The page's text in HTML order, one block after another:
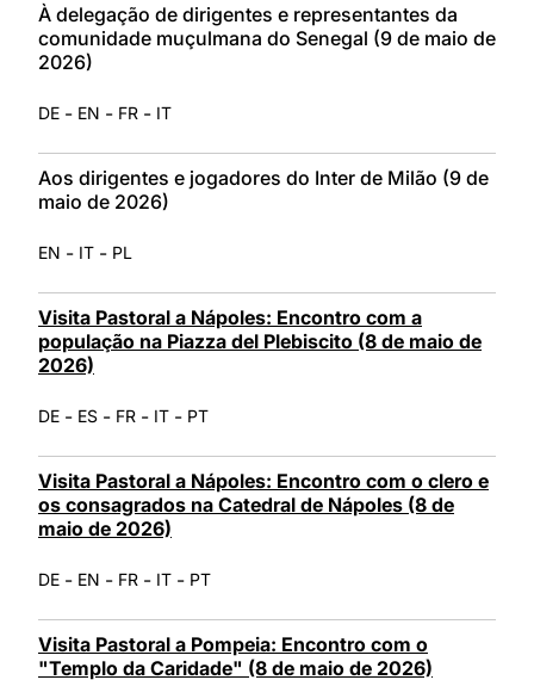
À delegação de dirigentes e representantes da
comunidade muçulmana do Senegal (9 de maio de
2026)
DE - EN - FR - IT
Aos dirigentes e jogadores do Inter de Milão (9 de
maio de 2026)
EN - IT - PL
Visita Pastoral a Nápoles: Encontro com a
população na Piazza del Plebiscito (8 de maio de
2026)
DE - ES - FR - IT - PT
Visita Pastoral a Nápoles: Encontro com o clero e
os consagrados na Catedral de Nápoles (8 de
maio de 2026)
DE - EN - FR - IT - PT
Visita Pastoral a Pompeia: Encontro com o
"Templo da Caridade" (8 de maio de 2026)